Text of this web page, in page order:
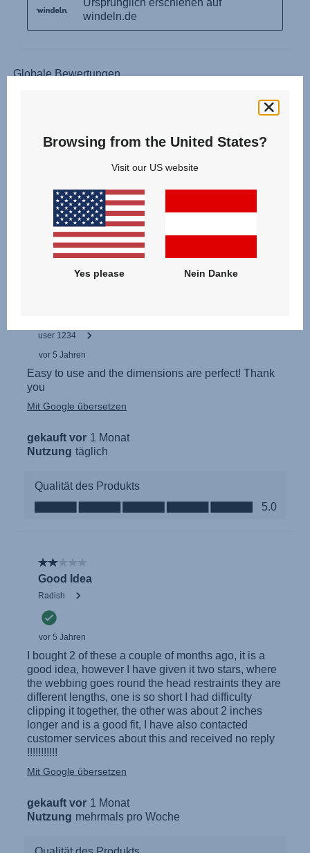
Browsing from the United States?
Visit our US website
Yes please Nein Danke